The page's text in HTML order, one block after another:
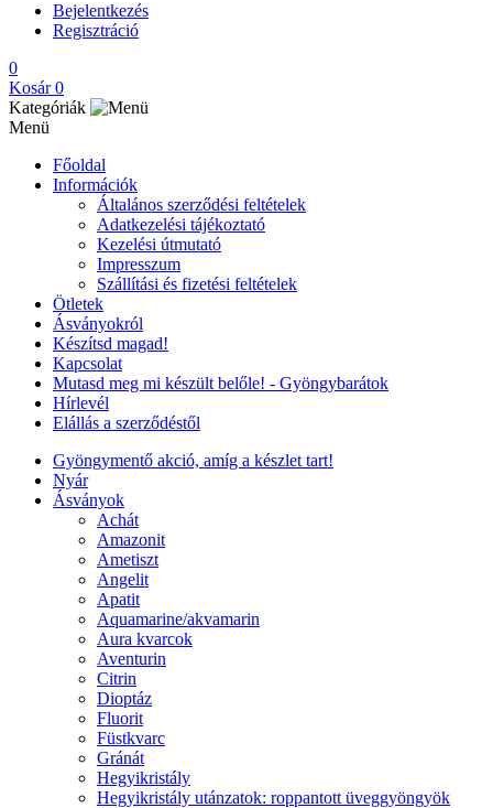
Bejelentkezés
Regisztráció
0
Kosár 0
Kategóriák
Menü
Főoldal
Információk
Általános szerződési feltételek
Adatkezelési tájékoztató
Kezelési útmutató
Impresszum
Szállítási és fizetési feltételek
Ötletek
Ásványokról
Készítsd magad!
Kapcsolat
Mutasd meg mi készült belőle! - Gyöngybarátok
Hírlevél
Elállás a szerződéstől
Gyöngymentő akció, amíg a készlet tart!
Nyár
Ásványok
Achát
Amazonit
Ametiszt
Angelit
Apatit
Aquamarine/akvamarin
Aura kvarcok
Aventurin
Citrin
Dioptáz
Fluorit
Füstkvarc
Gránát
Hegyikristály
Hegyikristály utánzatok: roppantott üveggyöngyök